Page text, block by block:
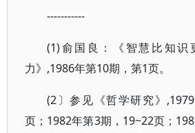
-----------
(1)俞国良：《智慧比知识
力》,1986年第10期，第1页。
(2〕参见《哲学研究》
页；1982年第3期，19~22页；